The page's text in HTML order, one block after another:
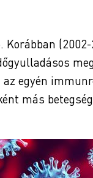
egyén
más